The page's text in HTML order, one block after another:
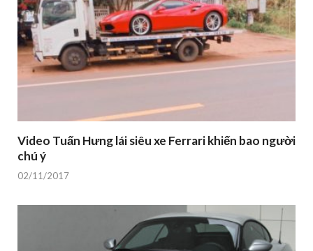
Video Tuấn Hưng lái siêu xe Ferrari khiến bao người
chú ý
02/11/2017